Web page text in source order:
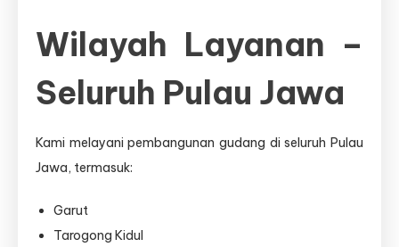
Wilayah Layanan –
Seluruh Pulau Jawa
Kami melayani pembangunan gudang di seluruh Pulau
Jawa, termasuk:
Garut
Tarogong Kidul